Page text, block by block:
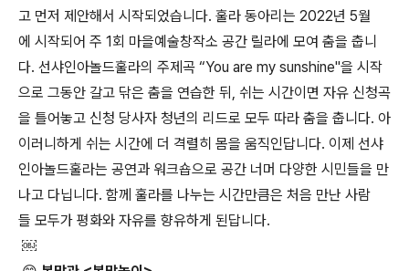
고 먼저 제안해서 시작되었습니다. 훌라 동아리는 2022년 5월
에 시작되어 주 1회 마을예술창작소 공간 릴라에 모여 춤을 춥니
다. 선샤인아놀드훌라의 주제곡 “You are my sunshine"을 시작
으로 그동안 갈고 닦은 춤을 연습한 뒤, 쉬는 시간이면 자유 신청곡
을 틀어놓고 신청 당사자 청년의 리드로 모두 따라 춤을 춥니다. 아
이러니하게 쉬는 시간에 더 격렬히 몸을 움직인답니다. 이제 선샤
인아놀드훌라는 공연과 워크숍으로 공간 너머 다양한 시민들을 만
나고 다닙니다. 함께 훌라를 나누는 시간만큼은 처음 만난 사람
들 모두가 평화와 자유를 향유하게 된답니다.
￼